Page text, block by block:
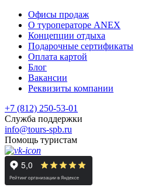
Офисы продаж
О туроператоре ANEX
Концепции отдыха
Подарочные сертификаты
Оплата картой
Блог
Вакансии
Реквизиты компании
+7 (812) 250-53-01
Служба поддержки
info@tours-spb.ru
Помощь туристам